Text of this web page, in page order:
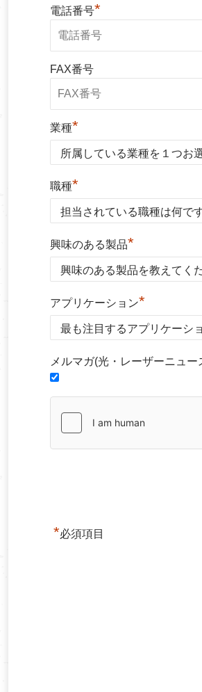
電話番号*
FAX番号
業種*
職種*
興味のある製品*
アプリケーション*
メルマガ(光・レーザーニュー
*必須項目